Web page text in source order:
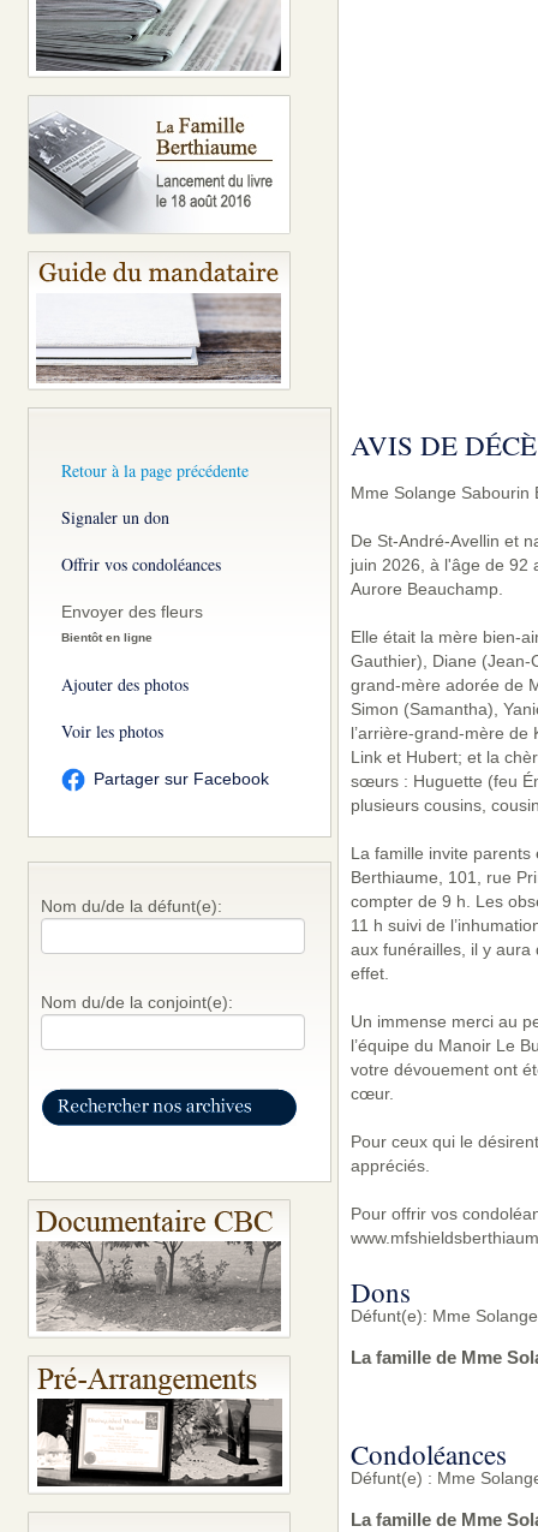
Retour à la page précédente
Signaler un don
Offrir vos condoléances
Envoyer des fleurs
Bientôt en ligne
Ajouter des photos
Voir les photos
Partager sur Facebook
Nom du/de la défunt(e):
Nom du/de la conjoint(e):
AVIS DE
Mme Solange Sabourin
De St-André-Avellin et
juin 2026, à l'âge de 92
Aurore Beauchamp.
Elle était la mère bien-
Gauthier), Diane (Jean-
grand-mère adorée de
Simon (Samantha),
l’arrière-grand-mère de
Link et Hubert; et la
sœurs : Huguette (feu
plusieurs cousins,
La famille invite
Berthiaume, 101, rue
compter de 9 h. Les
11 h suivi de
aux funérailles, il y aura
effet.
Un immense merci au
l’équipe du Manoir Le
votre dévouement ont
cœur.
Pour ceux qui le
appréciés.
Pour offrir vos
Dons
Défunt(e): Mme
La famille de Mme
Condoléances
Défunt(e) : Mme
La famille de Mme